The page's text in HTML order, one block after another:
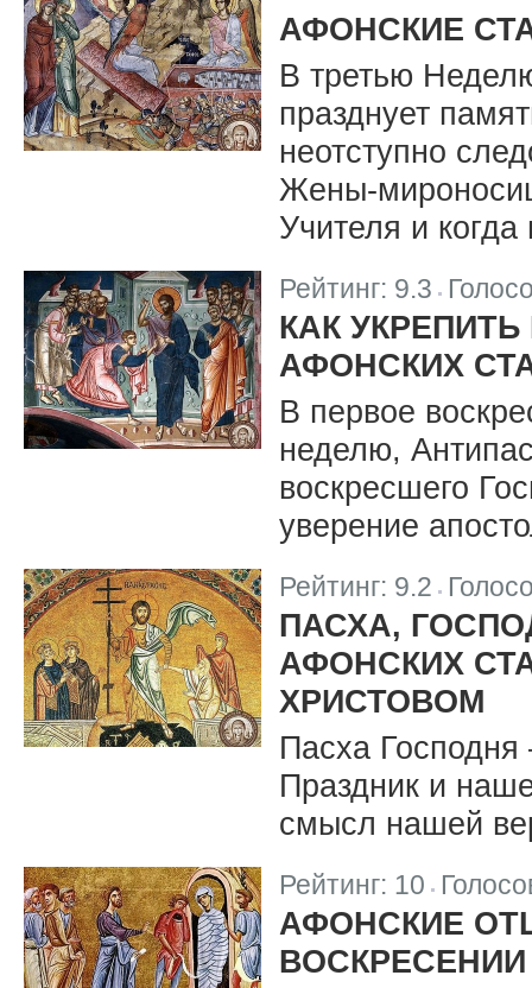
АФОНСКИЕ
В третью
празднует
неотступно
Жены-
Учителя и
Рейтинг: 9.3
КАК
АФОНСКИХ
В первое
неделю,
воскресшего
уверение
Рейтинг: 9.2
ПАСХА,
АФОНСКИХ
ХРИСТОВОМ
Пасха Господня
Праздник и
смысл нашей
Рейтинг: 10
АФОНСКИЕ
ВОСКРЕСЕНИИ